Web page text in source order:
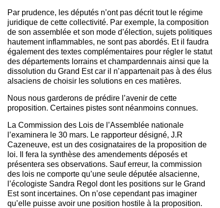
Par prudence, les députés n’ont pas décrit tout le régime
juridique de cette collectivité. Par exemple, la composition
de son assemblée et son mode d’élection, sujets politiques
hautement inflammables, ne sont pas abordés. Et il faudra
également des textes complémentaires pour régler le statut
des départements lorrains et champardennais ainsi que la
dissolution du Grand Est car il n’appartenait pas à des élus
alsaciens de choisir les solutions en ces matières.
Nous nous garderons de prédire l’avenir de cette
proposition. Certaines pistes sont néanmoins connues.
La Commission des Lois de l’Assemblée nationale
l’examinera le 30 mars. Le rapporteur désigné, J.R
Cazeneuve, est un des cosignataires de la proposition de
loi. Il fera la synthèse des amendements déposés et
présentera ses observations. Sauf erreur, la commission
des lois ne comporte qu’une seule députée alsacienne,
l’écologiste Sandra Regol dont les positions sur le Grand
Est sont incertaines. On n’ose cependant pas imaginer
qu’elle puisse avoir une position hostile à la proposition.